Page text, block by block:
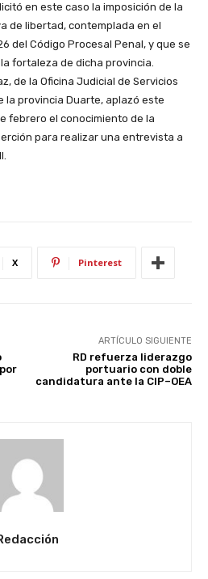
en este caso la imposición de la
de libertad, contemplada en el
del Código Procesal Penal, y que se
fortaleza de dicha provincia.
de la Oficina Judicial de Servicios
la provincia Duarte, aplazó este
febrero el conocimiento de la
para realizar una entrevista a
X Pinterest
ARTÍCULO SIGUIENTE
RD refuerza liderazgo
portuario con doble
candidatura ante la CIP–OEA